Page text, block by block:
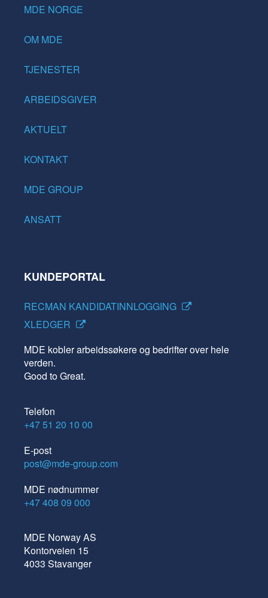
MDE NORGE
OM MDE
TJENESTER
ARBEIDSGIVER
AKTUELT
KONTAKT
MDE GROUP
ANSATT
KUNDEPORTAL
RECMAN KANDIDATINNLOGGING
XLEDGER
MDE kobler arbeidssøkere og bedrifter over hele
verden.
Good to Great.
Telefon
+47 51 20 10 00
E-post
post@mde-group.com
MDE nødnummer
+47 408 09 000
MDE Norway AS
Kontorveien 15
4033 Stavanger